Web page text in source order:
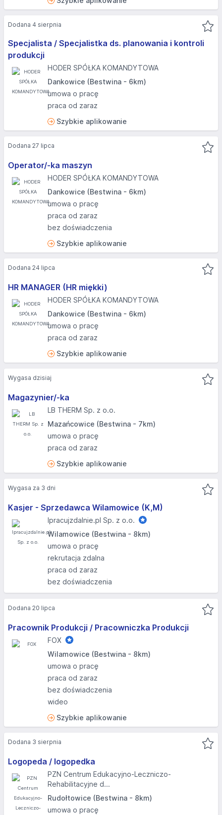
Specjalista / Specjalistka ds. planowania i kontroli
produkcji
HODER SPÓŁKA KOMANDYTOWA
Dankowice (Bestwina - 6km)
umowa o pracę
praca od zaraz
Szybkie aplikowanie
Dodana 4 sierpnia
Operator/-ka maszyn
HODER SPÓŁKA KOMANDYTOWA
Dankowice (Bestwina - 6km)
umowa o pracę
praca od zaraz
bez doświadczenia
Szybkie aplikowanie
Dodana 27 lipca
HR MANAGER (HR miękki)
HODER SPÓŁKA KOMANDYTOWA
Dankowice (Bestwina - 6km)
umowa o pracę
praca od zaraz
Szybkie aplikowanie
Dodana 24 lipca
Magazynier/-ka
LB THERM Sp. z o.o.
Mazańcowice (Bestwina - 7km)
umowa o pracę
praca od zaraz
Szybkie aplikowanie
Wygasa dzisiaj
Kasjer - Sprzedawca Wilamowice (K,M)
Ipracujzdalnie.pl Sp. z o.o.
Wilamowice (Bestwina - 8km)
umowa o pracę
rekrutacja zdalna
praca od zaraz
bez doświadczenia
Wygasa za 3 dni
Pracownik Produkcji / Pracowniczka Produkcji
FOX
Wilamowice (Bestwina - 8km)
umowa o pracę
praca od zaraz
bez doświadczenia
wideo
Szybkie aplikowanie
Dodana 20 lipca
Logopeda / logopedka
PZN Centrum Edukacyjno-Leczniczo-
Rehabilitacyjne d...
Rudołtowice (Bestwina - 8km)
umowa o pracę
Dodana 3 sierpnia